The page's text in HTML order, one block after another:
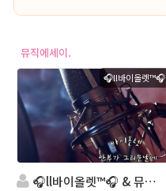
뮤직에세이.
🎧ll바이올렛™🎧
🎧ll바이올렛™🎧 & 뮤직에세이. 방송